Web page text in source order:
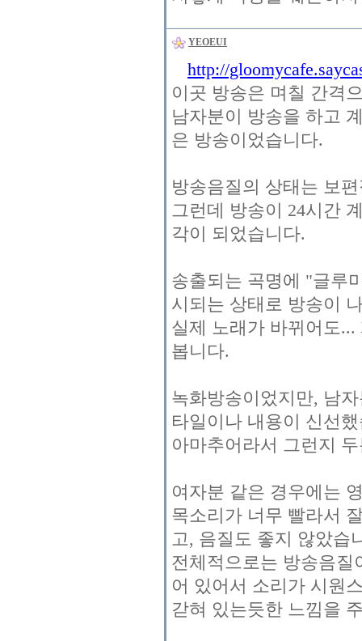
YEOEUI
http://
이곳 방송은 며칠 간격
남자분이 방송을 하고
은 방송이었습니다.
방송음질의 상태는 보
그런데 방송이 24시간
각이 되었습니다.
송출되는 곡명에 "글루
시되는 상태로 방송이
실제 노래가 바뀌어도
봅니다.
녹화방송이었지만, 남
타일이나 내용이 신선
아마추어라서 그런지
여자분 같은 경우에는
목소리가 너무 빨라서
고, 음질도 좋지 않았습
전체적으로는 방송음
어 있어서 소리가 시원
갇혀 있는듯한 느낌을